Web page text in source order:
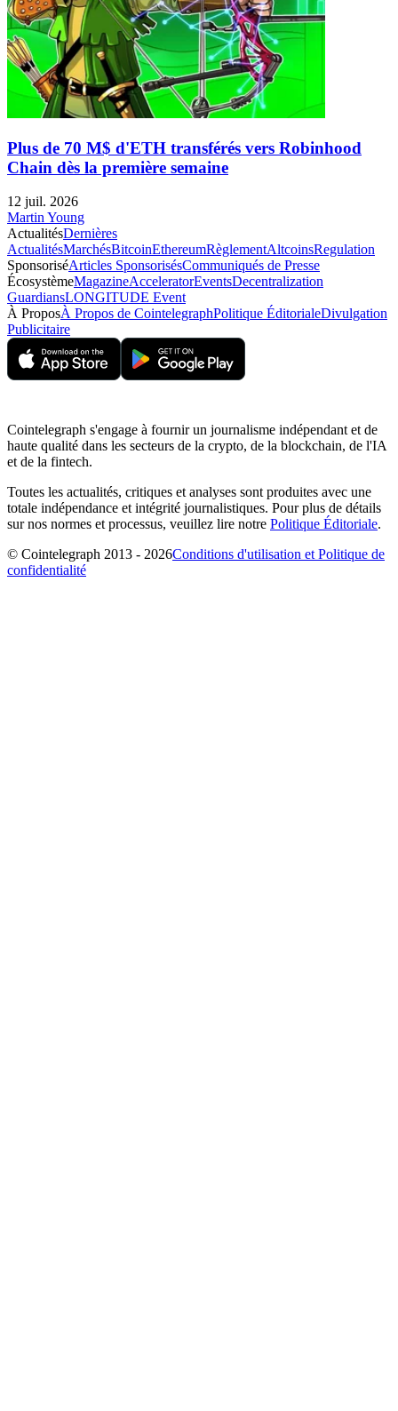
Plus de 70 M$ d'ETH transférés vers Robinhood
Chain dès la première semaine
12 juil. 2026
Martin Young
ActualitésDernières
ActualitésMarchésBitcoinEthereumRèglementAltcoinsRegulation
SponsoriséArticles SponsorisésCommuniqués de Presse
ÉcosystèmeMagazineAcceleratorEventsDecentralization
GuardiansLONGITUDE Event
À ProposÀ Propos de CointelegraphPolitique ÉditorialeDivulgation
Publicitaire
Cointelegraph s'engage à fournir un journalisme indépendant et de
haute qualité dans les secteurs de la crypto, de la blockchain, de l'IA
et de la fintech.
Toutes les actualités, critiques et analyses sont produites avec une
totale indépendance et intégrité journalistiques. Pour plus de détails
sur nos normes et processus, veuillez lire notre Politique Éditoriale.
© Cointelegraph 2013 - 2026Conditions d'utilisation et Politique de
confidentialité